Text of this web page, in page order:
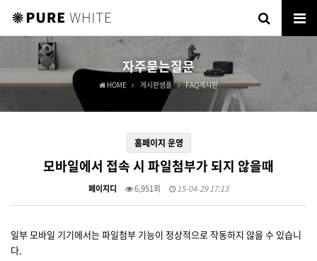
자주묻는질문
HOME 게시판샘플 FAQ게시판
홈페이지 운영
모바일에서 접속 시 파일첨부가 되지 않을때
페이지디 6,951회 15-04-29 17:13
일부 모바일 기기에서는 파일첨부 기능이 정상적으로 작동하지 않을 수 있습니
다.